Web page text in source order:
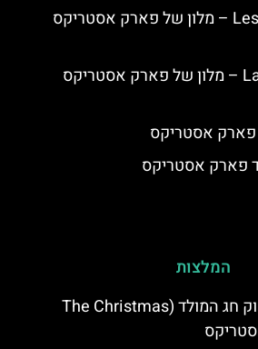
Les Quais de Lutèce – מלון של פארק אסטריקס
La Cite Suspendue – מלון של פארק אסטריקס
פארק אסטריקס
פארק אסטריקס
המלצות
כריסמס בפארק: שוק חג המולד (The Christmas